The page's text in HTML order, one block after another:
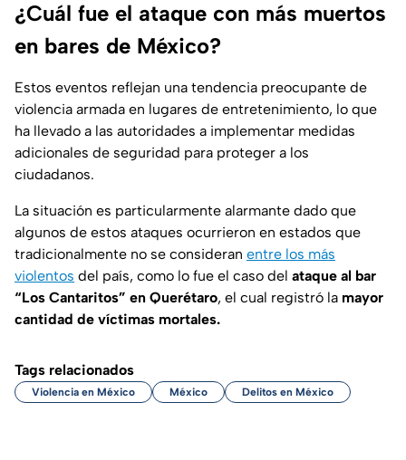
¿Cuál fue el ataque con más muertos
en bares de México?
Estos eventos reflejan una tendencia preocupante de
violencia armada en lugares de entretenimiento, lo que
ha llevado a las autoridades a implementar medidas
adicionales de seguridad para proteger a los
ciudadanos.
La situación es particularmente alarmante dado que
algunos de estos ataques ocurrieron en estados que
tradicionalmente no se consideran entre los más
violentos del país, como lo fue el caso del ataque al bar
“Los Cantaritos” en Querétaro, el cual registró la mayor
cantidad de víctimas mortales.
Tags relacionados
Violencia en México México Delitos en México